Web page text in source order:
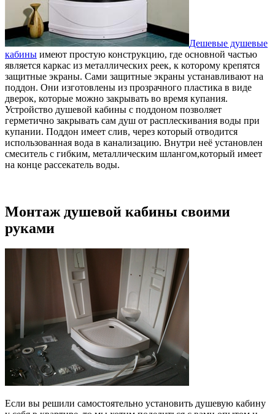
Дешевые душевые
кабины имеют простую конструкцию, где основной частью
является каркас из металлических реек, к которому крепятся
защитные экраны. Сами защитные экраны устанавливают на
поддон. Они изготовлены из прозрачного пластика в виде
дверок, которые можно закрывать во время купания.
Устройство душевой кабины с поддоном позволяет
герметично закрывать сам душ от расплескивания воды при
купании. Поддон имеет слив, через который отводится
использованная вода в канализацию. Внутри неё установлен
смеситель с гибким, металлическим шлангом,который имеет
на конце рассекатель воды.
Монтаж душевой кабины своими
руками
Если вы решили самостоятельно установить душевую кабину